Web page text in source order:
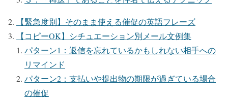
【緊急度別】そのまま使える催促の英語フレーズ
【コピーOK】シチュエーション別メール文例集
パターン1：返信を忘れているかもしれない相手への
リマインド
パターン2：支払いや提出物の期限が過ぎている場合
の催促